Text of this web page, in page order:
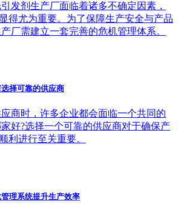
发剂生产厂面临着诸多不确定因素，
得尤为重要。为了保障生产安全与产品
厂需建立一套完善的危机管理体系。
择可靠的供应商
商时，许多企业都会面临一个共同的
好?选择一个可靠的供应商对于确保产
利进行至关重要。
理系统提升生产效率